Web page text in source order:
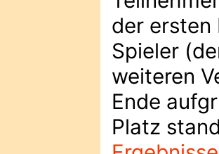
der ersten
Spieler
weiteren
Ende
Platz